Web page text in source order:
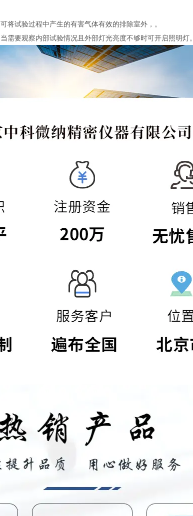
将试验过程中产生的有害气体有效的排除室外，。
需要观察内部试验情况且外部灯光亮度不够时可开启照明灯。